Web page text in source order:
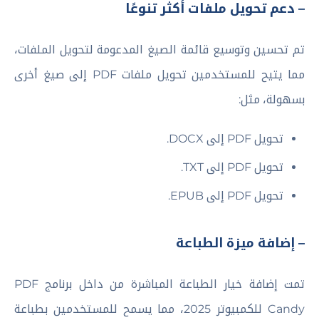
– دعم تحويل ملفات أكثر تنوعًا
تم تحسين وتوسيع قائمة الصيغ المدعومة لتحويل الملفات،
مما يتيح للمستخدمين تحويل ملفات PDF إلى صيغ أخرى
بسهولة، مثل:
تحويل PDF إلى DOCX.
تحويل PDF إلى TXT.
تحويل PDF إلى EPUB.
– إضافة ميزة الطباعة
تمت إضافة خيار الطباعة المباشرة من داخل برنامج PDF
Candy للكمبيوتر 2025، مما يسمح للمستخدمين بطباعة